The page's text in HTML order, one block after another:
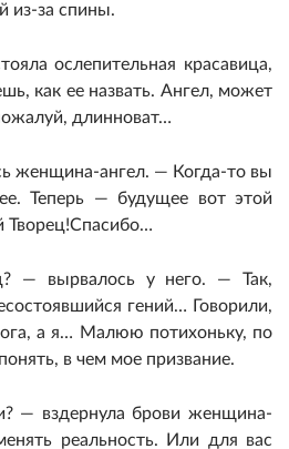
из-за спины.
ослепительная красавица,
как ее назвать. Ангел, может
длинноват…
женщина-ангел. — Когда-то вы
Теперь — будущее вот этой
Творец!Спасибо…
— вырвалось у него. — Так,
гений… Говорили,
а я… Малюю потихоньку, по
в чем мое призвание.
— вздернула брови женщина-
реальность. Или для вас